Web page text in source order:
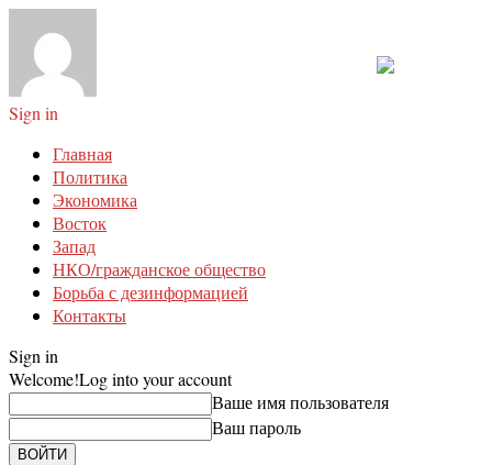
Sign in
Главная
Политика
Экономика
Восток
Запад
НКО/гражданское общество
Борьба с дезинформацией
Контакты
Sign in
Welcome!Log into your account
Ваше имя пользователя
Ваш пароль